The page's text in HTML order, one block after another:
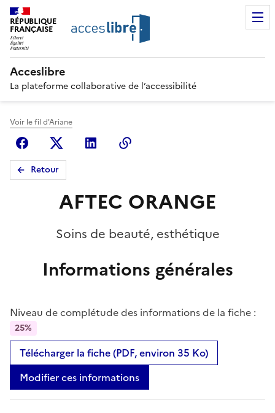
RÉPUBLIQUE
FRANÇAISE
Acceslibre
La plateforme collaborative de l’accessibilité
Voir le fil d'Ariane
FacebookX (anciennement Twitter)
Linkedin
Retour
AFTEC ORANGE
Soins de beauté, esthétique
Informations générales
Niveau de complétude des informations de la fiche :
25%
Télécharger la fiche (PDF, environ 35 Ko)
Modifier ces informations